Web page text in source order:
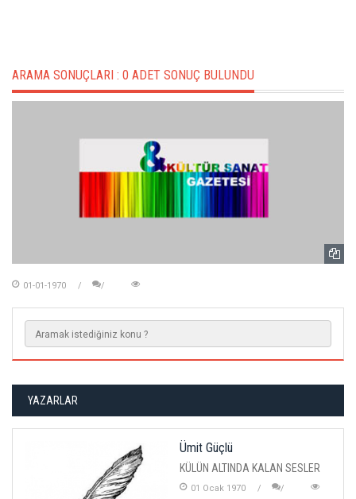
ARAMA SONUÇLARI : 0 ADET SONUÇ BULUNDU
01-01-1970
YAZARLAR
Ümit Güçlü
KÜLÜN ALTINDA KALAN SESLER
01 Ocak 1970